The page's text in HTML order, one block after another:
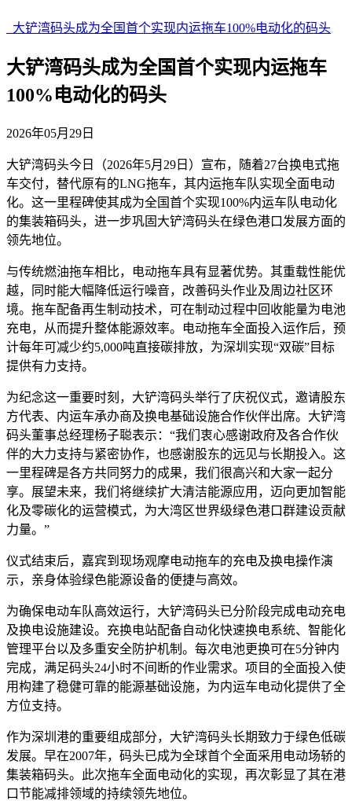
大铲湾码头成为全国首个实现内运拖车100%电动化的码头
大铲湾码头成为全国首个实现内运拖车
100%电动化的码头
2026年05月29日
大铲湾码头今日（2026年5月29日）宣布，随着27台换电式拖
车交付，替代原有的LNG拖车，其内运拖车队实现全面电动
化。这一里程碑使其成为全国首个实现100%内运车队电动化
的集装箱码头，进一步巩固大铲湾码头在绿色港口发展方面的
领先地位。
与传统燃油拖车相比，电动拖车具有显著优势。其重载性能优
越，同时能大幅降低运行噪音，改善码头作业及周边社区环
境。拖车配备再生制动技术，可在制动过程中回收能量为电池
充电，从而提升整体能源效率。电动拖车全面投入运作后，预
计每年可减少约5,000吨直接碳排放，为深圳实现“双碳”目标
提供有力支持。
为纪念这一重要时刻，大铲湾码头举行了庆祝仪式，邀请股东
方代表、内运车承办商及换电基础设施合作伙伴出席。大铲湾
码头董事总经理杨子聪表示：“我们衷心感谢政府及各合作伙
伴的大力支持与紧密协作，也感谢股东的远见与长期投入。这
一里程碑是各方共同努力的成果，我们很高兴和大家一起分
享。展望未来，我们将继续扩大清洁能源应用，迈向更加智能
化及零碳化的运营模式，为大湾区世界级绿色港口群建设贡献
力量。”
仪式结束后，嘉宾到现场观摩电动拖车的充电及换电操作演
示，亲身体验绿色能源设备的便捷与高效。
为确保电动车队高效运行，大铲湾码头已分阶段完成电动充电
及换电设施建设。充换电站配备自动化快速换电系统、智能化
管理平台以及多重安全防护机制。每次电池更换可在5分钟内
完成，满足码头24小时不间断的作业需求。项目的全面投入使
用构建了稳健可靠的能源基础设施，为内运车电动化提供了全
方位支持。
作为深圳港的重要组成部分，大铲湾码头长期致力于绿色低碳
发展。早在2007年，码头已成为全球首个全面采用电动场轿的
集装箱码头。此次拖车全面电动化的实现，再次彰显了其在港
口节能减排领域的持续领先地位。